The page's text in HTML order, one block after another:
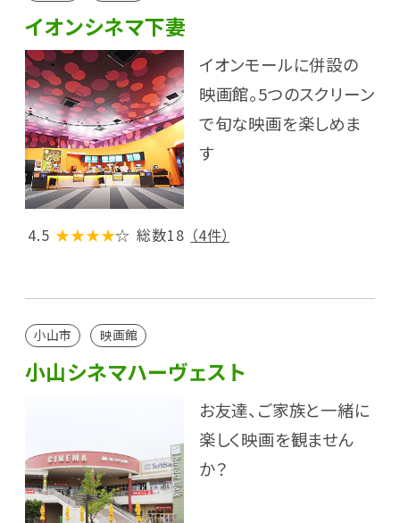
イオンシネマ下妻
イオンモールに併設の
映画館。5つのスクリーン
で旬な映画を楽しめま
す
4.5 ★★★★☆ 総数18 （4件）
小山市 映画館
小山シネマハーヴェスト
お友達、ご家族と一緒に
楽しく映画を観ません
か？